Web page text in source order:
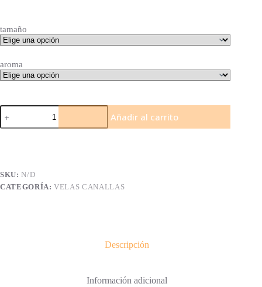
tamaño
aroma
Velas
con
mensaje
hacer
KK
Añadir al carrito
SKU:N/D
CATEGORÍA:VELAS CANALLAS
Descripción
Información adicional